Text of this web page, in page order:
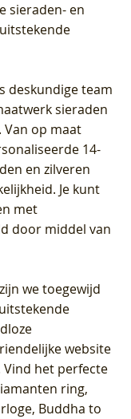
sieraden- en
deskundige team
sieraden
Van op maat
14-
en zilveren
Je kunt
met
door middel van
zijn we toegewijd
website
het perfecte
ring,
Buddha to